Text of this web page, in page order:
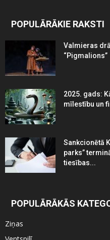
POPULĀRĀKIE RAKSTI
Valmieras
“Pigmalions”
2025. gads:
mīlestību un
Sankcionētā
parks”
tiesības...
POPULĀRĀKĀS
Ziņas